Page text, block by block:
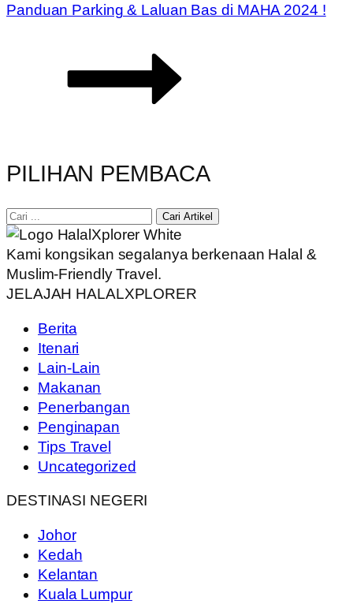
Panduan Parking & Laluan Bas di MAHA 2024 !
PILIHAN PEMBACA
Cari Artikel
Kami kongsikan segalanya berkenaan Halal &
Muslim-Friendly Travel.
JELAJAH HALALXPLORER
Berita
Itenari
Lain-Lain
Makanan
Penerbangan
Penginapan
Tips Travel
Uncategorized
DESTINASI NEGERI
Johor
Kedah
Kelantan
Kuala Lumpur